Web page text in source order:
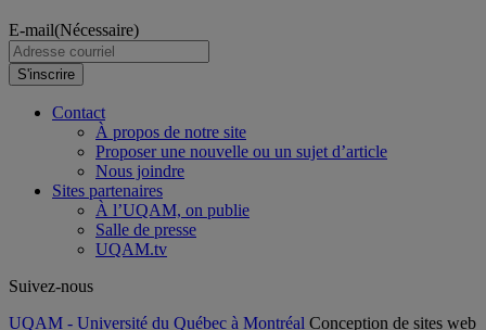
E-mail(Nécessaire)
S'inscrire
Contact
À propos de notre site
Proposer une nouvelle ou un sujet d’article
Nous joindre
Sites partenaires
À l’UQAM, on publie
Salle de presse
UQAM.tv
Suivez-nous
UQAM - Université du Québec à Montréal Conception de sites web